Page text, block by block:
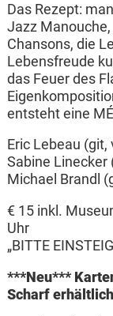
Das Rezept:
Jazz
Chansons, die
Lebensfreude
das Feuer des
entsteht eine
Eric Lebeau (git,
Sabine Linecker
Michael Brandl
€ 15 inkl.
Uhr
„BITTE
***Neu***
Scharf